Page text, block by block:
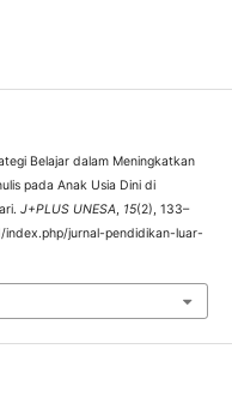
Belajar dalam Meningkatkan
pada Anak Usia Dini di
J+PLUS UNESA, 15(2), 133–
jurnal-pendidikan-luar-